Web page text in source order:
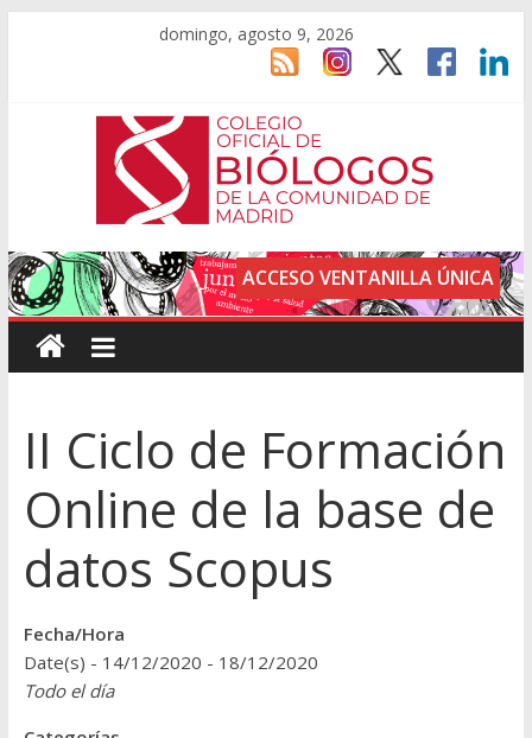
domingo, agosto 9, 2026
ACCESO VENTANILLA ÚNICA
II Ciclo de Formación
Online de la base de
datos Scopus
Fecha/Hora
Date(s) - 14/12/2020 - 18/12/2020
Todo el día